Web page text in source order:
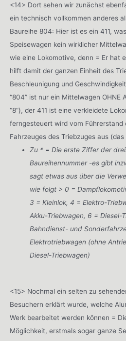
<14> Dort sehen wir zunächst
ein technisch vollkommen anderes
Baureihe 804: Hier ist es ein 411,
Speisewagen kein wirklicher
wie eine Lokomotive, denn = Er hat
hilft damit der ganzen Einheit des
Beschleunigung und
“804” ist nur ein Mittelwagen OHNE
“8”), der 411 ist eine verkleidete
ferngesteuert wird vom Führerstand
Fahrzeuges des Triebzuges aus (das
Zu * = Die erste Ziffer der
Baureihennummer -es gibt
sagt etwas aus über die
wie folgt > 0 =
3 = Kleinlok, 4 = Elektro-
Akku-Triebwagen, 6 = Diesel-
Bahndienst- und
Elektrotriebwagen (ohne
Diesel-Triebwagen)
<15> Nochmal ein selten zu
Besuchern erklärt wurde, welche
Werk bearbeitet werden können =
Möglichkeit, erstmals sogar ganze